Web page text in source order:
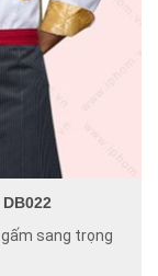
sang trọng